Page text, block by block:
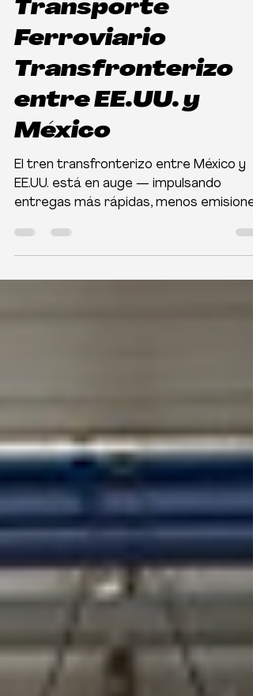
El Auge del
Transporte
Ferroviario
Transfronterizo
México
EE.UU. está en auge — impulsando
entregas más rápidas, menos